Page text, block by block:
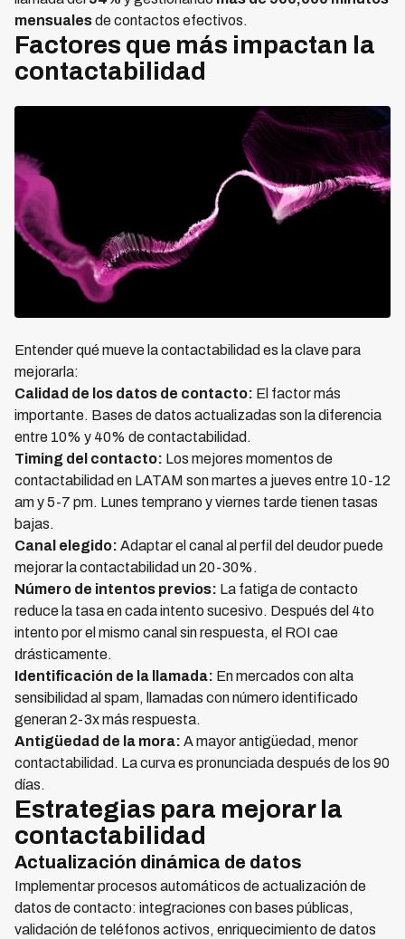
mensualesde contactos efectivos.
Factores que más impactan la
contactabilidad
Entender qué mueve la contactabilidad es la clave para
mejorarla:
Calidad de los datos de contacto: El factor más
importante. Bases de datos actualizadas son la diferencia
entre 10% y 40% de contactabilidad.
Timing del contacto: Los mejores momentos de
contactabilidad en LATAM son martes a jueves entre 10-12
am y 5-7 pm. Lunes temprano y viernes tarde tienen tasas
bajas.
Canal elegido: Adaptar el canal al perfil del deudor puede
mejorar la contactabilidad un 20-30%.
Número de intentos previos: La fatiga de contacto
reduce la tasa en cada intento sucesivo. Después del 4to
intento por el mismo canal sin respuesta, el ROI cae
drásticamente.
Identificación de la llamada: En mercados con alta
sensibilidad al spam, llamadas con número identificado
generan 2-3x más respuesta.
Antigüedad de la mora: A mayor antigüedad, menor
contactabilidad. La curva es pronunciada después de los 90
días.
Estrategias para mejorar la
contactabilidad
Actualización dinámica de datos
Implementar procesos automáticos de actualización de
datos de contacto: integraciones con bases públicas,
validación de teléfonos activos, enriquecimiento de datos